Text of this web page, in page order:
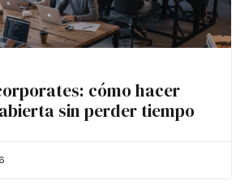
cómo hacer
sin perder tiempo